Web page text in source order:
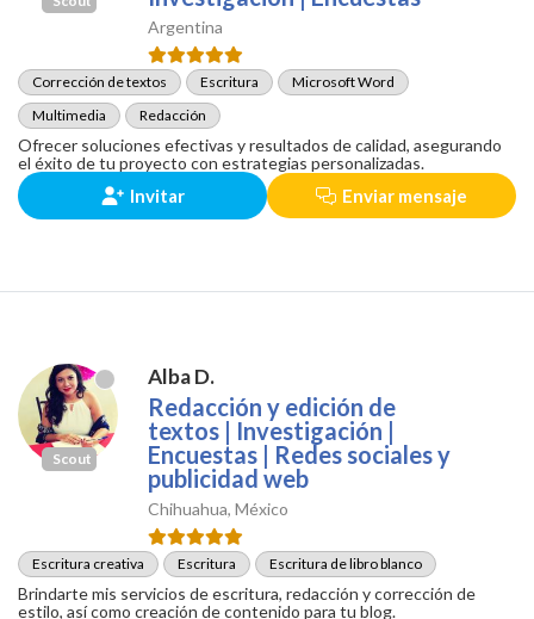
Argentina
Corrección de textos Escritura
Microsoft Word
Multimedia
Redacción
Ofrecer soluciones efectivas y resultados de calidad, asegurando
el éxito de tu proyecto con estrategias personalizadas.
Invitar Enviar mensaje
Scout
Alba D.
Redacción y edición de
textos | Investigación |
Encuestas | Redes sociales y
publicidad web
Chihuahua, México
Escritura creativa Escritura Escritura de libro blanco
Brindarte mis servicios de escritura, redacción y corrección de
estilo, así como creación de contenido para tu blog.